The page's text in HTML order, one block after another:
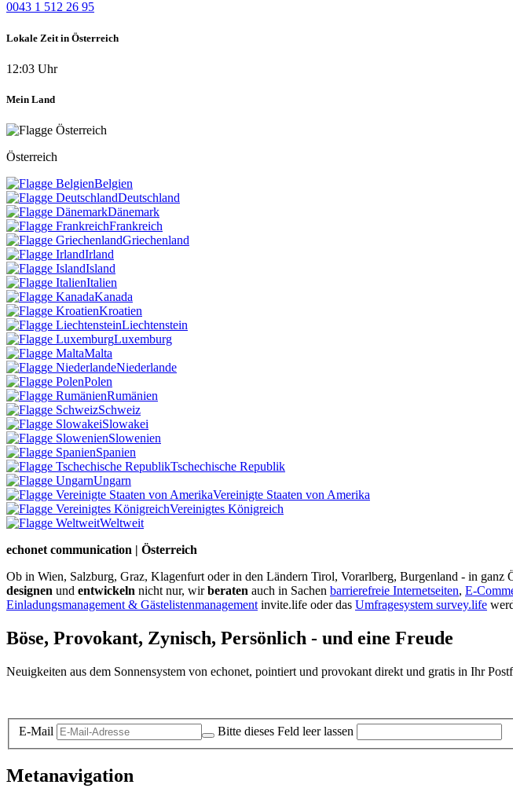
0043 1 512 26 95
Lokale Zeit in Österreich
12:03 Uhr
Mein Land
Österreich
Belgien
Deutschland
Dänemark
Frankreich
Griechenland
Irland
Island
Italien
Kanada
Kroatien
Liechtenstein
Luxemburg
Malta
Niederlande
Polen
Rumänien
Schweiz
Slowakei
Slowenien
Spanien
Tschechische Republik
Ungarn
Vereinigte Staaten von Amerika
Vereinigtes Königreich
Weltweit
echonet communication | Österreich
Ob in Wien, Salzburg, Graz, Klagenfurt oder in den Ländern Tirol, Vorarlberg, Burgenland - in
designen und entwickeln nicht nur, wirberaten auch in Sachen barrierefreie Internetseiten, E-
Einladungsmanagement & Gästelistenmanagement invite.life oder das Umfragesystem survey.life
Böse, Provokant, Zynisch, Persönlich - und eine Freude
Neuigkeiten aus dem Sonnensystem von echonet, pointiert und provokant direkt und gratis in Ihr
E-Mail Bitte dieses Feld leer lassen
Metanavigation